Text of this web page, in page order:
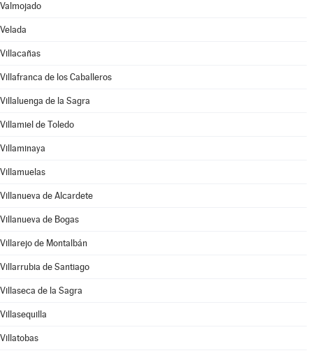
Valmojado
Velada
Villacañas
Villafranca de los Caballeros
Villaluenga de la Sagra
Villamiel de Toledo
Villaminaya
Villamuelas
Villanueva de Alcardete
Villanueva de Bogas
Villarejo de Montalbán
Villarrubia de Santiago
Villaseca de la Sagra
Villasequilla
Villatobas